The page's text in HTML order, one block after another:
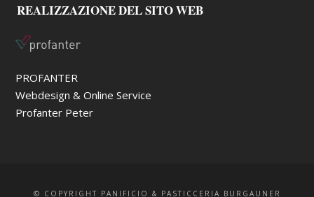
REALIZZAZIONE DEL SITO WEB
PROFANTER
Webdesign & Online Service
Profanter Peter
© COPYRIGHT PANIFICIO & PASTICCERIA BURGAUNER